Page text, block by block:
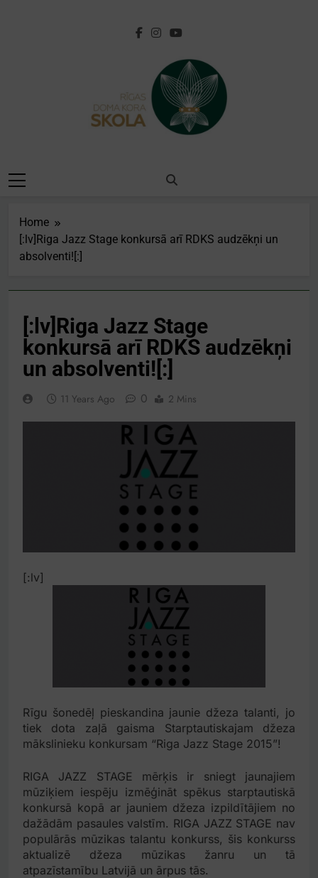
Kora
Cathedral Choir
Home
[:lv]Riga Jazz Stage konkursā arī RDKS audzēkņi un
absolventi![:]
[:lv]Riga Jazz Stage
konkursā arī RDKS audzēkņi
un absolventi![:]
11 Years Ago 0 2 Mins
[:lv]
Rīgu šonedēļ pieskandina jaunie džeza talanti, jo
tiek dota zaļā gaisma Starptautiskajam džeza
mākslinieku konkursam “Riga Jazz Stage 2015”!
RIGA JAZZ STAGE mērķis ir sniegt jaunajiem
mūziķiem iespēju izmēģināt spēkus starptautiskā
konkursā kopā ar jauniem džeza izpildītājiem no
dažādām pasaules valstīm. RIGA JAZZ STAGE nav
populārās mūzikas talantu konkurss, šis konkurss
aktualizē džeza mūzikas žanru un tā
atpazīstamību Latvijā un ārpus tās.